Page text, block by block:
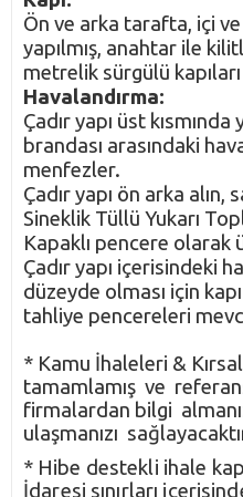
Ön ve arka tarafta, içi
yapılmış, anahtar ile
metrelik sürgülü
Havalandırma:
Çadır yapı üst kısmında
brandası arasındaki
menfezler.
Çadır yapı ön arka alın,
Sineklik Tüllü Yukarı
Kapaklı pencere olarak
Çadır yapı içerisindeki
düzeyde olması için
tahliye pencereleri
* Kamu İhaleleri &
tamamlamış ve
firmalardan bilgi
ulaşmanızı
* Hibe destekli ihale
İdaresi sınırları